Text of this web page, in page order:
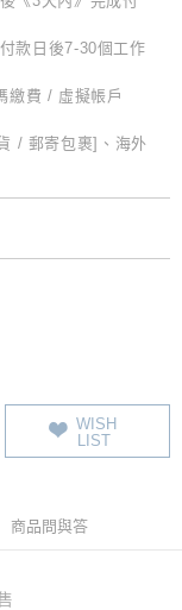
款日後7-30個工作
繳費 / 虛擬帳戶
/ 郵寄包裹]、海外
WISH
LIST
商品問與答